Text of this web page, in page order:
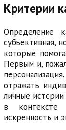
Критерии
Определение
субъективная,
которые
Первым и,
отражать
личные
в контексте
искренность и